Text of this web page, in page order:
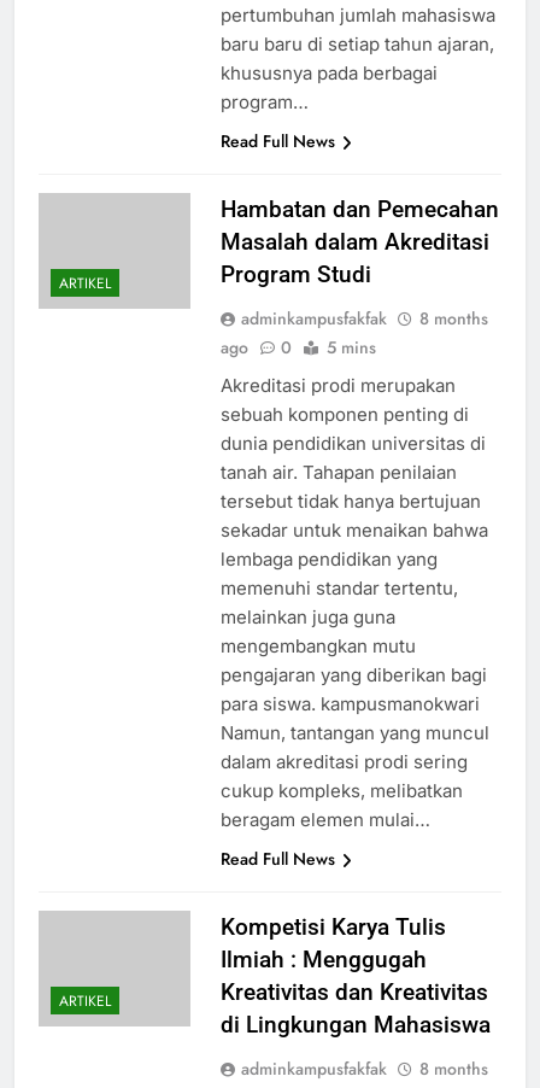
pertumbuhan jumlah mahasiswa
baru baru di setiap tahun ajaran,
khususnya pada berbagai
program…
Read Full News
ARTIKEL
Hambatan dan Pemecahan
Masalah dalam Akreditasi
Program Studi
adminkampusfakfak
8 months
ago
0 5 mins
Akreditasi prodi merupakan
sebuah komponen penting di
dunia pendidikan universitas di
tanah air. Tahapan penilaian
tersebut tidak hanya bertujuan
sekadar untuk menaikan bahwa
lembaga pendidikan yang
memenuhi standar tertentu,
melainkan juga guna
mengembangkan mutu
pengajaran yang diberikan bagi
para siswa. kampusmanokwari
Namun, tantangan yang muncul
dalam akreditasi prodi sering
cukup kompleks, melibatkan
beragam elemen mulai…
Read Full News
ARTIKEL
Kompetisi Karya Tulis
Ilmiah : Menggugah
Kreativitas dan Kreativitas
di Lingkungan Mahasiswa
adminkampusfakfak
8 months